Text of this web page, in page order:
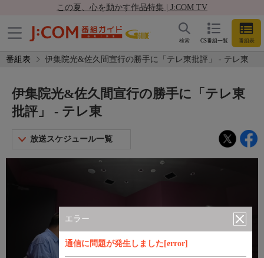
この夏、心を動かす作品特集 | J:COM TV
CS番組一覧 番組表
検索
番組表 伊集院光&佐久間宣行の勝手に「テレ東批評」 - テレ東
エラー
通信に問題が発生しました[error]
伊集院光&佐久間宣行の勝手に「テレ東
批評」 - テレ東
放送スケジュール一覧